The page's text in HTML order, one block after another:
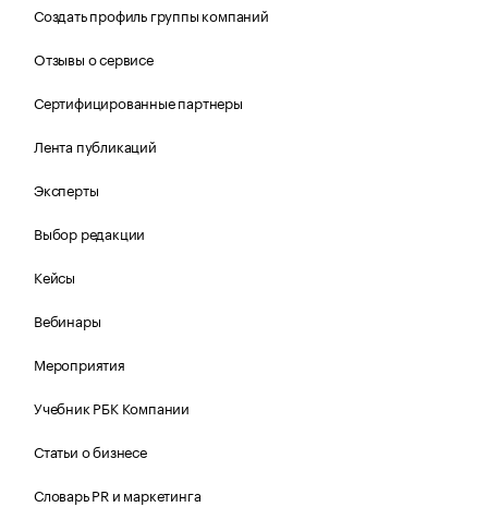
Создать профиль группы компаний
Отзывы о сервисе
Сертифицированные партнеры
Лента публикаций
Эксперты
Выбор редакции
Кейсы
Вебинары
Мероприятия
Учебник РБК Компании
Статьи о бизнесе
Словарь PR и маркетинга